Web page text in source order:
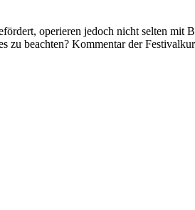
operieren jedoch nicht selten
zu beachten? Kommentar der